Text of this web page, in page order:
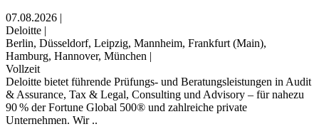
07.08.2026 |
Deloitte |
Berlin, Düsseldorf, Leipzig, Mannheim, Frankfurt (Main),
Hamburg, Hannover, München |
Vollzeit
Deloitte bietet führende Prüfungs- und Beratungsleistungen in Audit
& Assurance, Tax & Legal, Consulting und Advisory – für nahezu
90 % der Fortune Global 500® und zahlreiche private
Unternehmen. Wir ..